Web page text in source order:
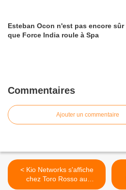
Esteban Ocon n'est pas encore sûr
que Force India roule à Spa
Commentaires
Ajouter un commentaire
< Kio Networks s'affiche
chez Toro Rosso au
Mexique